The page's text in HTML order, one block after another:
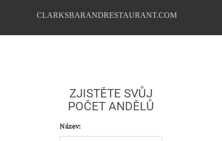
CLARKSBARANDRESTAURANT.COM
ZJISTĚTE SVŮJ
POČET ANDĚLŮ
Název: